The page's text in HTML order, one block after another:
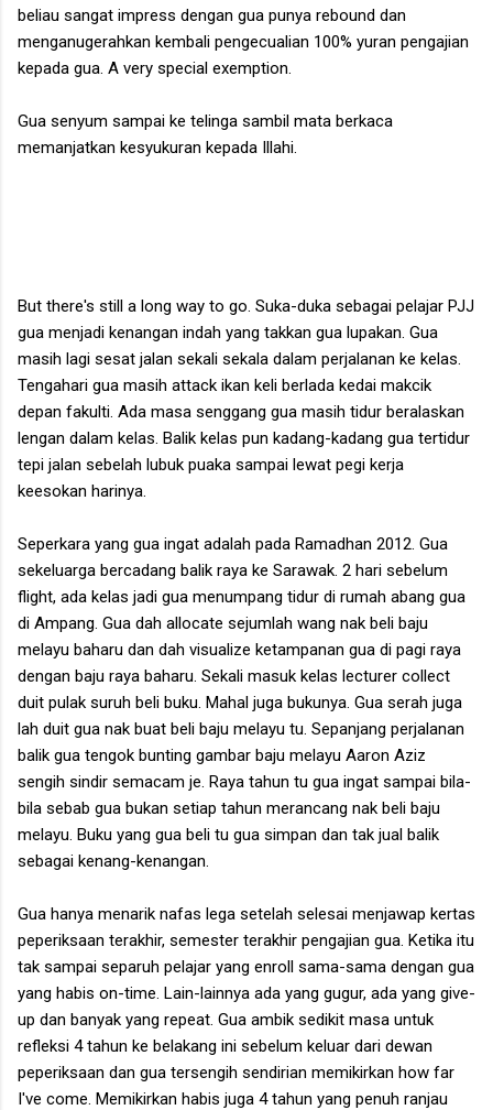
beliau sangat impress dengan gua punya rebound dan
menganugerahkan kembali pengecualian 100% yuran pengajian
kepada gua. A very special exemption.
Gua senyum sampai ke telinga sambil mata berkaca
memanjatkan kesyukuran kepada Illahi.
But there's still a long way to go. Suka-duka sebagai pelajar PJJ
gua menjadi kenangan indah yang takkan gua lupakan. Gua
masih lagi sesat jalan sekali sekala dalam perjalanan ke kelas.
Tengahari gua masih attack ikan keli berlada kedai makcik
depan fakulti. Ada masa senggang gua masih tidur beralaskan
lengan dalam kelas. Balik kelas pun kadang-kadang gua tertidur
tepi jalan sebelah lubuk puaka sampai lewat pegi kerja
keesokan harinya.
Seperkara yang gua ingat adalah pada Ramadhan 2012. Gua
sekeluarga bercadang balik raya ke Sarawak. 2 hari sebelum
flight, ada kelas jadi gua menumpang tidur di rumah abang gua
di Ampang. Gua dah allocate sejumlah wang nak beli baju
melayu baharu dan dah visualize ketampanan gua di pagi raya
dengan baju raya baharu. Sekali masuk kelas lecturer collect
duit pulak suruh beli buku. Mahal juga bukunya. Gua serah juga
lah duit gua nak buat beli baju melayu tu. Sepanjang perjalanan
balik gua tengok bunting gambar baju melayu Aaron Aziz
sengih sindir semacam je. Raya tahun tu gua ingat sampai bila-
bila sebab gua bukan setiap tahun merancang nak beli baju
melayu. Buku yang gua beli tu gua simpan dan tak jual balik
sebagai kenang-kenangan.
Gua hanya menarik nafas lega setelah selesai menjawap kertas
peperiksaan terakhir, semester terakhir pengajian gua. Ketika itu
tak sampai separuh pelajar yang enroll sama-sama dengan gua
yang habis on-time. Lain-lainnya ada yang gugur, ada yang give-
up dan banyak yang repeat. Gua ambik sedikit masa untuk
refleksi 4 tahun ke belakang ini sebelum keluar dari dewan
peperiksaan dan gua tersengih sendirian memikirkan how far
I've come. Memikirkan habis juga 4 tahun yang penuh ranjau